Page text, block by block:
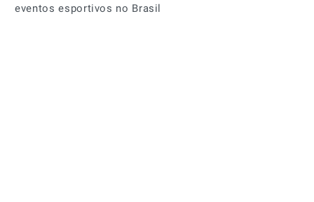
eventos esportivos no Brasil